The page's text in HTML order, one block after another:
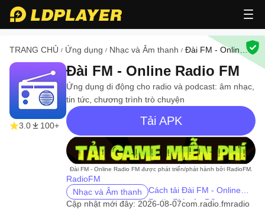
TRANG CHỦ / Ứng dụng / Nhạc và Âm thanh / Đài FM - Online
3.0 100+
Đài FM - Online Radio FM
Ứng dụng di động cho radio và podcast: âm nhạc,
tin tức, chương trình trò chuyện
Tải APK
recommend
Đài FM - Online Radio FM được phát triển/phát hành bởi RadioFM.
RadioFM
Nhạc và Âm thanh
Cách tải Đài FM - Online
Radio FM trên PC
Cập nhật mới đây: 2026-08-07com.radio.fmradio